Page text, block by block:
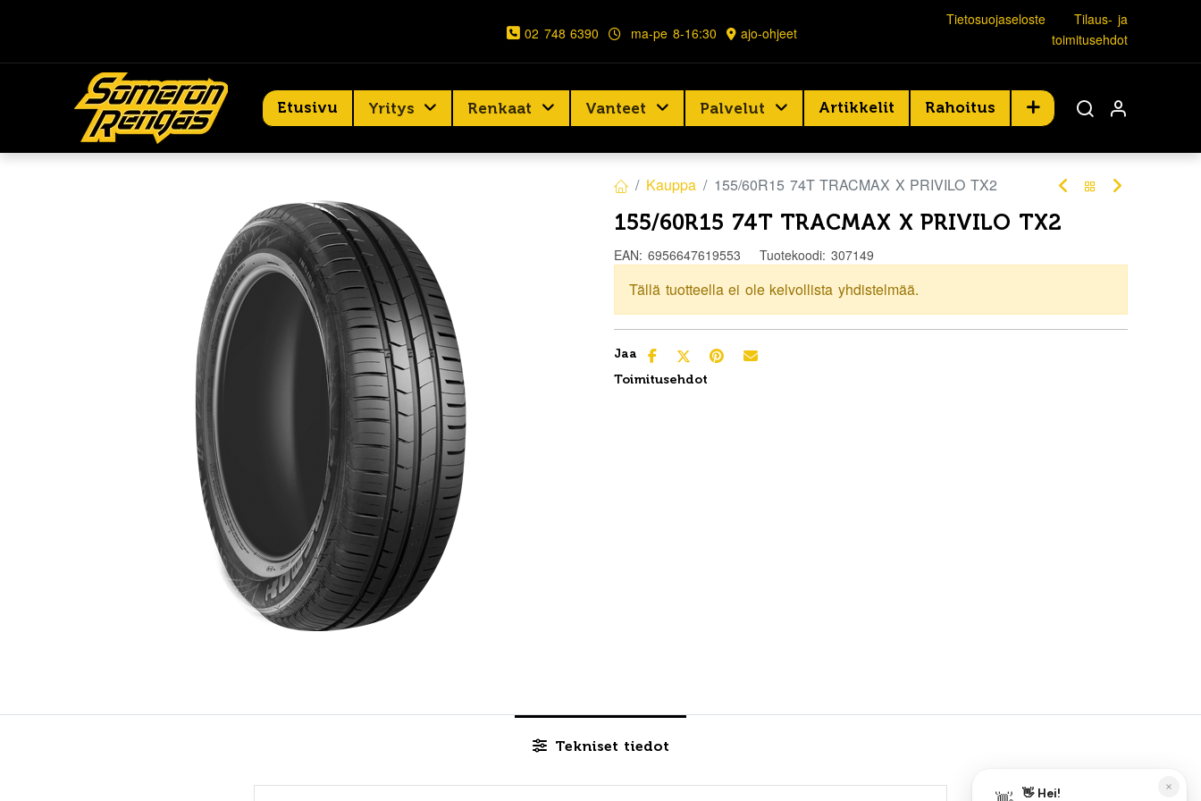
02 748 6390 ma-pe 8-16:30 ajo-ohjeet
Tietosuojaseloste
Tilaus- ja
toimitusehdot
Etusivu Yritys Renkaat Vanteet Palvelut Artikkelit Rahoitus
Kauppa 155/60R15 74T TRACMAX X PRIVILO TX2
155/60R15 74T TRACMAX X PRIVILO TX2
EAN: 6956647619553 Tuotekoodi: 307149
Tällä tuotteella ei ole kelvollista yhdistelmää.
Jaa
Toimitusehdot
Tekniset tiedot